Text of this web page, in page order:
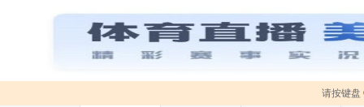
请按键盘